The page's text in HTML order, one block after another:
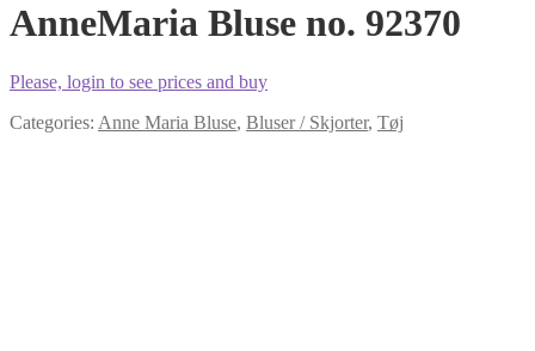
AnneMaria Bluse no. 92370
Please, login to see prices and buy
Categories: Anne Maria Bluse, Bluser / Skjorter, Tøj